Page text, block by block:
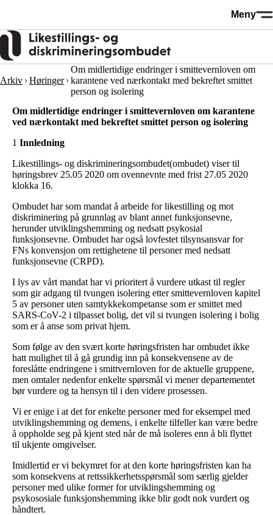
Meny
Arkiv Høringer
Om midlertidige endringer i smittevernloven om
karantene ved nærkontakt med bekreftet smittet
person og isolering
Om midlertidige endringer i smittevernloven om karantene
ved nærkontakt med bekreftet smittet person og isolering
1 Innledning
Likestillings- og diskrimineringsombudet(ombudet) viser til
høringsbrev 25.05 2020 om ovennevnte med frist 27.05 2020
klokka 16.
Ombudet har som mandat å arbeide for likestilling og mot
diskriminering på grunnlag av blant annet funksjonsevne,
herunder utviklingshemming og nedsatt psykosial
funksjonsevne. Ombudet har også lovfestet tilsynsansvar for
FNs konvensjon om rettighetene til personer med nedsatt
funksjonsevne (CRPD).
I lys av vårt mandat har vi prioritert å vurdere utkast til regler
som gir adgang til tvungen isolering etter smittevernloven kapitel
5 av personer uten samtykkekompetanse som er smittet med
SARS-CoV-2 i tilpasset bolig, det vil si tvungen isolering i bolig
som er å anse som privat hjem.
Som følge av den svært korte høringsfristen har ombudet ikke
hatt mulighet til å gå grundig inn på konsekvensene av de
foreslåtte endringene i smittvernloven for de aktuelle gruppene,
men omtaler nedenfor enkelte spørsmål vi mener departementet
bør vurdere og ta hensyn til i den videre prosessen.
Vi er enige i at det for enkelte personer med for eksempel med
utviklingshemming og demens, i enkelte tilfeller kan være bedre
å oppholde seg på kjent sted når de må isoleres enn å bli flyttet
til ukjente omgivelser.
Imidlertid er vi bekymret for at den korte høringsfristen kan ha
som konsekvens at rettssikkerhetsspørsmål som særlig gjelder
personer med ulike former for utviklingshemming og
psykososiale funksjonshemming ikke blir godt nok vurdert og
håndtert.